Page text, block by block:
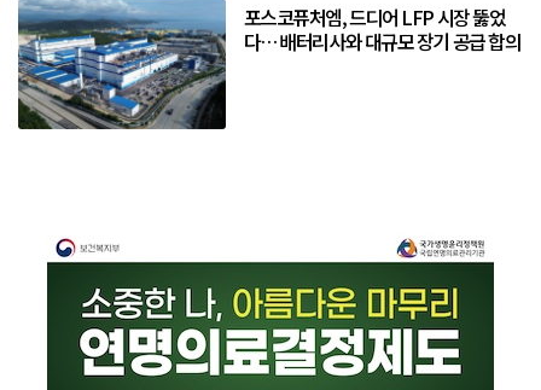
포스코퓨처엠, 드디어 LFP 시장 뚫었
다… 배터리사와 대규모 장기 공급 합의